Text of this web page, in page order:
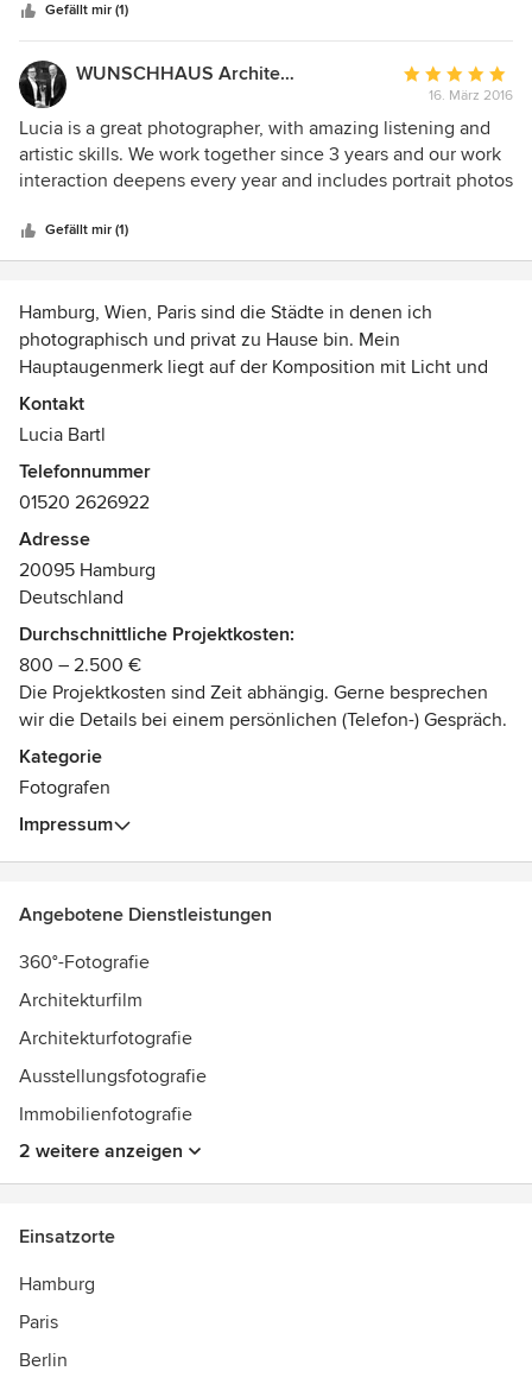
Fazit: Wir wuerden jederzeit wieder Frau Bartl in Anspruch
nehmen und koennen Sie ausnahmslos empfehlen!!!
Gefällt mir (1)
WUNSCHHAUS Architektur & Baukunst
Bewertung:
5
von
5
16. März 2016
Lucia is a great photographer, with amazing listening and
artistic skills. We work together since 3 years and our work
interaction deepens every year and includes portrait photos
recommend her.
Gefällt mir (1)
Hamburg, Wien, Paris sind die Städte in denen ich
photographisch und privat zu Hause bin. Mein
Hauptaugenmerk liegt auf der Komposition mit Licht und
Linien. Besonders Interior Design steht dabei in meinen
Fokus. Mein Ziel ist es mit einer einfachen Formensprache
bringen.
Ein weiterer Schwerpunkt ist Architekur- und Imagefilm. Mit
Zeitrafferaufnahmen fange ich dir Stimmung eines Raumes,
Gebäudes ein.
Beispiele finden Sie unter: www.luciabartl.com
People.
Kontakt
Lucia Bartl
Telefonnummer
01520 2626922
Adresse
20095 Hamburg
Deutschland
Durchschnittliche Projektkosten:
800 – 2.500 €
Die Projektkosten sind Zeit abhängig. Gerne besprechen
wir die Details bei einem persönlichen (Telefon-) Gespräch.
Kategorie
Fotografen
Impressum
Angebotene Dienstleistungen
360°-Fotografie
Architekturfilm
Architekturfotografie
Ausstellungsfotografie
Immobilienfotografie
2 weitere anzeigen
Einsatzorte
Hamburg
Paris
Berlin